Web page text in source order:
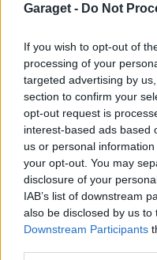
Garaget - Do Not
If you wish to opt-out of
processing of your
targeted advertising by
section to confirm your
opt-out request is
interest-based ads based
us or personal
your opt-out. You may
disclosure of your
IAB’s list of downstream
also be disclosed by us to
Downstream Participants
Manta b som
Senaste inlägget av
Huggern goes big
Senaste inlägget av
Camaro som
Senaste inlägget av
Volkswagen split
Senaste inlägget av
Golf Mk2 16v